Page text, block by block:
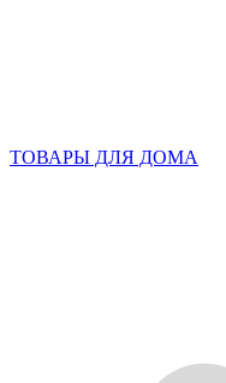
ТОВАРЫ ДЛЯ ДОМА